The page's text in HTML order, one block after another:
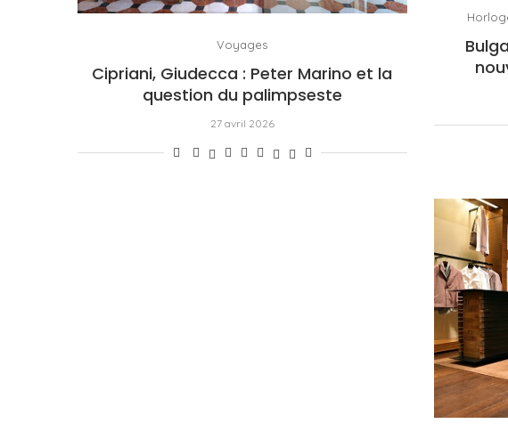
Voyages
Cipriani, Giudecca : Peter Marino et la
question du palimpseste
27 avril 2026